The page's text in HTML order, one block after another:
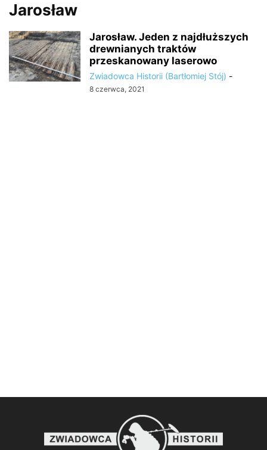
Jarosław
Jarosław. Jeden z najdłuższych
drewnianych traktów
przeskanowany laserowo
Zwiadowca Historii (Bartłomiej Stój) -
8 czerwca, 2021